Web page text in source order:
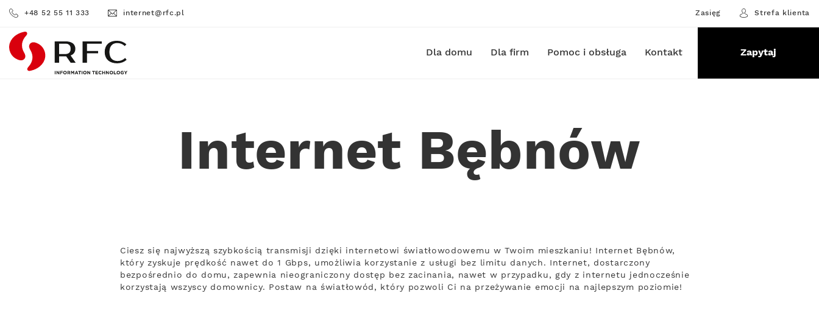
+48 52 55 11 333 internet@rfc.pl Zasięg Strefa klienta
RFC Dla domu Dla firm Pomoc i obsługa Kontakt Zapytaj
Internet Bębnów
Ciesz się najwyższą szybkością transmisji dzięki internetowi światłowodowemu w Twoim mieszkaniu! Internet Bębnów,
który zyskuje prędkość nawet do 1 Gbps, umożliwia korzystanie z usługi bez limitu danych. Internet, dostarczony
bezpośrednio do domu, zapewnia nieograniczony dostęp bez zacinania, nawet w przypadku, gdy z internetu jednocześnie
korzystają wszyscy domownicy. Postaw na światłowód, który pozwoli Ci na przeżywanie emocji na najlepszym poziomie!